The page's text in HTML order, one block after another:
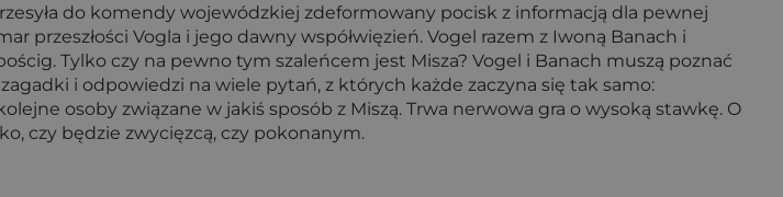
do komendy wojewódzkiej zdeformowany pocisk z informacją dla pewnej
przeszłości Vogla i jego dawny współwięzień. Vogel razem z Iwoną Banach i
Tylko czy na pewno tym szaleńcem jest Misza? Vogel i Banach muszą poznać
i odpowiedzi na wiele pytań, z których każde zaczyna się tak samo:
osoby związane w jakiś sposób z Miszą. Trwa nerwowa gra o wysoką stawkę. O
czy będzie zwycięzcą, czy pokonanym.